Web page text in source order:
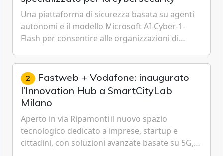
Una piattaforma di sicurezza basata su agenti
autonomi e il modello Microsoft AI-Cyber-1-
Flash per consentire alle organizzazioni di
gestione continua del rischio.
2 Fastweb + Vodafone: inaugurato
l’Innovation Hub a SmartCityLab
Milano
Aperto in via Ripamonti il nuovo spazio
tecnologico dedicato a imprese, startup e
cittadini, con soluzioni avanzate basate su 5G,